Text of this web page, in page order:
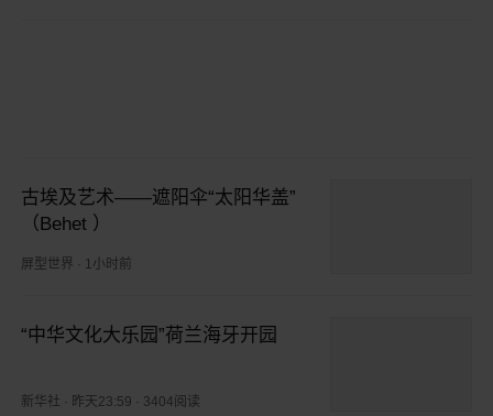
古埃及艺术——遮阳伞“太阳华盖”
（Behet ）
屏型世界 1小时前
“中华文化大乐园”荷兰海牙开园
新华社 昨天23:59 3404阅读